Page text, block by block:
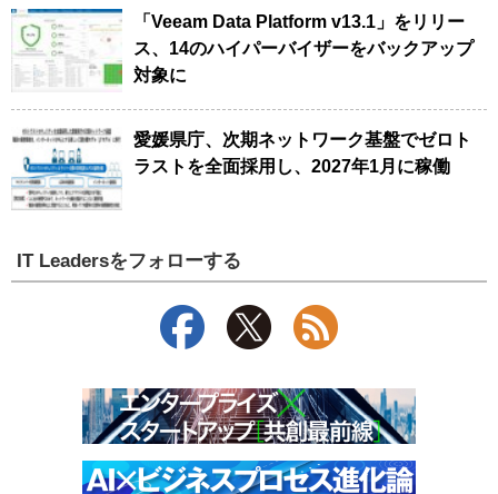
「Veeam Data Platform v13.1」をリリー
ス、14のハイパーバイザーをバックアップ
対象に
愛媛県庁、次期ネットワーク基盤でゼロト
ラストを全面採用し、2027年1月に稼働
IT Leadersをフォローする